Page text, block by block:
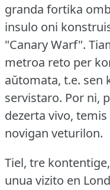
granda fortika
insulo oni
"Canary Warf".
metroa reto per
aŭtomata, t.e. sen
servistaro. Por ni,
dezerta vivo,
novigan veturilon.
Tiel, tre
unua vizito en